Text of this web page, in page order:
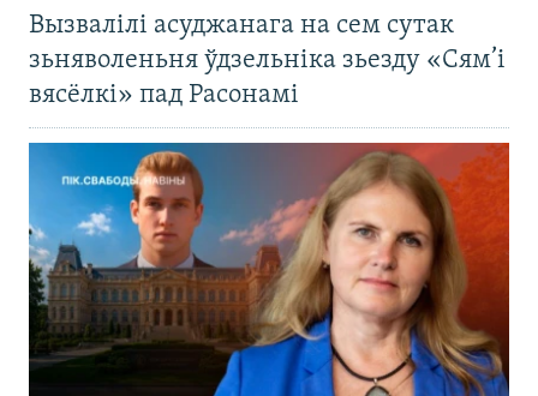
Вызвалілі асуджанага на сем сутак
зьняволеньня ўдзельніка зьезду «Сям’і
вясёлкі» пад Расонамі